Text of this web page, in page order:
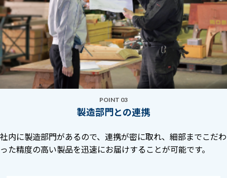
POINT 03
製造部門との連携
社内に製造部門があるので、連携が密に取れ、細部までこだわ
った精度の高い製品を迅速にお届けすることが可能です。